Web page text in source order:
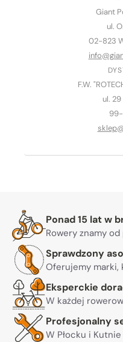
Giant
ul.
02-823
F.W.
ul.
Warto nam
Ponad 15 lat w
Rowery znamy
Sprawdzony
Oferujemy marki,
Eksperckie
W każdej
Profesjonalny
W Płocku i Kutnie